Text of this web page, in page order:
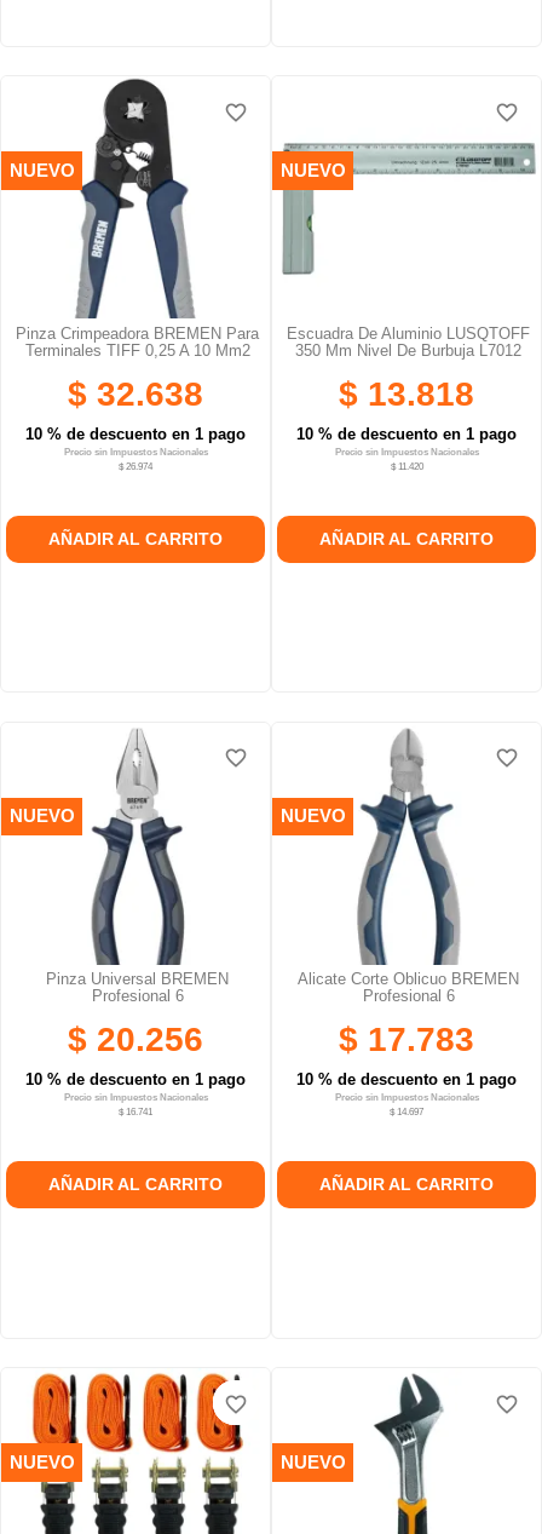
Pinza Crimpeadora BREMEN Para
Terminales TIFF 0,25 A 10 Mm2
$ 32.638
10 % de descuento en 1 pago
Precio sin Impuestos Nacionales
$ 26.974
AÑADIR AL CARRITO
NUEVO
favorite_border
favorite_border
favorite_border
Escuadra De Aluminio LUSQTOFF
350 Mm Nivel De Burbuja L7012
$ 13.818
10 % de descuento en 1 pago
Precio sin Impuestos Nacionales
$ 11.420
AÑADIR AL CARRITO
NUEVO
favorite_border
favorite_border
favorite_border
Pinza Universal BREMEN
Profesional 6
$ 20.256
10 % de descuento en 1 pago
Precio sin Impuestos Nacionales
$ 16.741
AÑADIR AL CARRITO
NUEVO
favorite_border
favorite_border
favorite_border
Alicate Corte Oblicuo BREMEN
Profesional 6
$ 17.783
10 % de descuento en 1 pago
Precio sin Impuestos Nacionales
$ 14.697
AÑADIR AL CARRITO
NUEVO
favorite_border
favorite_border
favorite_border
NUEVO
favorite_border
favorite_border
favorite_border
NUEVO
favorite_border
favorite_border
favorite_border